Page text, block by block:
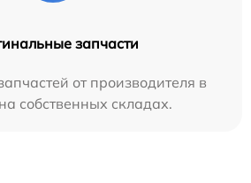
запчасти
от производителя в
собственных складах.